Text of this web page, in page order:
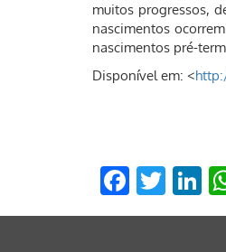
muitos progressos,
nascimentos
nascimentos pré-
Disponível em: <